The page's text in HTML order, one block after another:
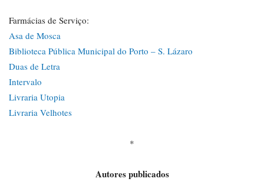
Farmácias de Serviço:
Asa de Mosca
Biblioteca Pública Municipal do Porto – S. Lázaro
Duas de Letra
Intervalo
Livraria Utopia
Livraria Velhotes
*
Autores publicados